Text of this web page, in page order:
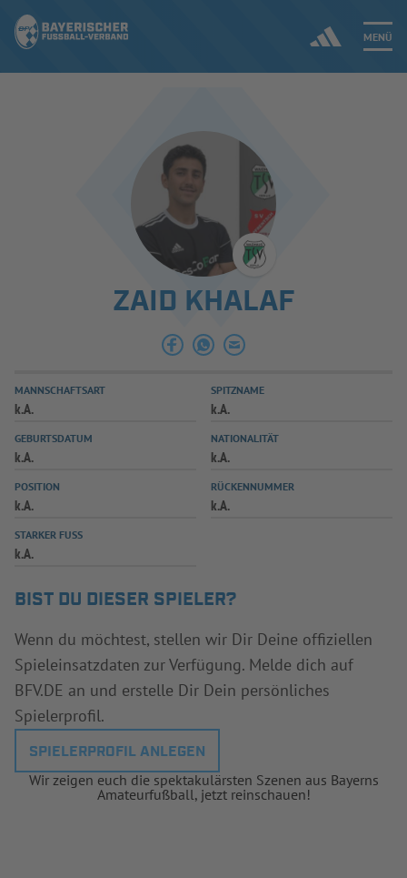
MENÜ
ERGEBNISSE & WETTBEWERBE
SPIELBETRIEB & VERBANDSLEBEN
AUSBILDUNG & FÖRDERUNG
SPIELPLUS
ZAID KHALAF
MANNSCHAFTSART
k.A.
SPITZNAME
k.A.
GEBURTSDATUM
k.A.
NATIONALITÄT
k.A.
POSITION
k.A.
RÜCKENNUMMER
k.A.
STARKER FUSS
k.A.
BIST DU DIESER SPIELER?
Wenn du möchtest, stellen wir Dir Deine offiziellen
Spieleinsatzdaten zur Verfügung. Melde dich auf
BFV.DE an und erstelle Dir Dein persönliches
Spielerprofil.
SPIELERPROFIL ANLEGEN
Wir zeigen euch die spektakulärsten Szenen aus Bayerns
Amateurfußball, jetzt reinschauen!